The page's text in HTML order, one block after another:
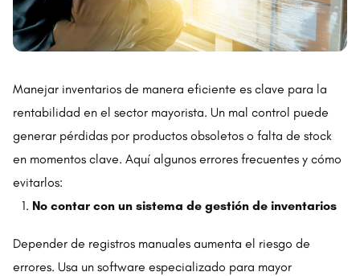
Manejar inventarios de manera eficiente es clave para la
rentabilidad en el sector mayorista. Un mal control puede
generar pérdidas por productos obsoletos o falta de stock
en momentos clave. Aquí algunos errores frecuentes y cómo
evitarlos:
No contar con un sistema de gestión de inventarios
Depender de registros manuales aumenta el riesgo de
errores. Usa un software especializado para mayor